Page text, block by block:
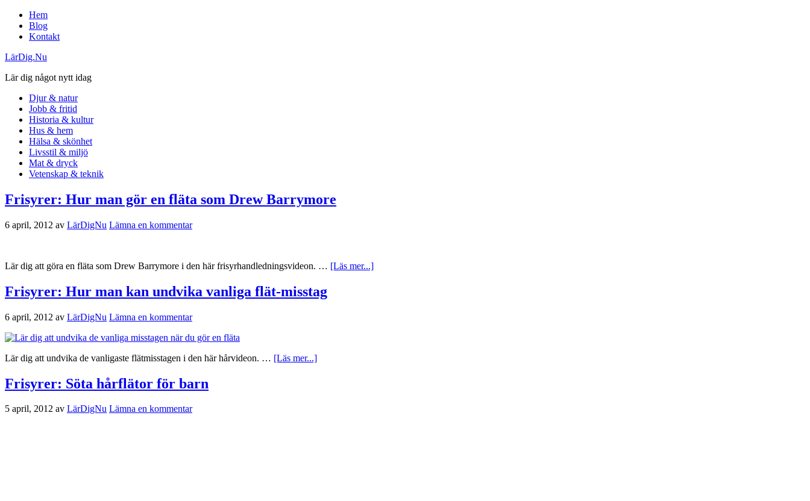
Hem
Blog
Kontakt
LärDig.Nu
Lär dig något nytt idag
Djur & natur
Jobb & fritid
Historia & kultur
Hus & hem
Hälsa & skönhet
Livsstil & miljö
Mat & dryck
Vetenskap & teknik
Frisyrer: Hur man gör en fläta som Drew Barrymore
6 april, 2012 av LärDigNu Lämna en kommentar
Lär dig att göra en fläta som Drew Barrymore i den här frisyrhandledningsvideon. … [Läs mer...]
Frisyrer: Hur man kan undvika vanliga flät-misstag
6 april, 2012 av LärDigNu Lämna en kommentar
Lär dig att undvika de vanligaste flätmisstagen i den här hårvideon. … [Läs mer...]
Frisyrer: Söta hårflätor för barn
5 april, 2012 av LärDigNu Lämna en kommentar